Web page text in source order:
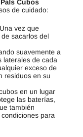
Cubos
de cuidado:
vez que
sacarlos del
suavemente a
laterales de cada
exceso de
residuos en su
en un lugar
las baterías,
también
para